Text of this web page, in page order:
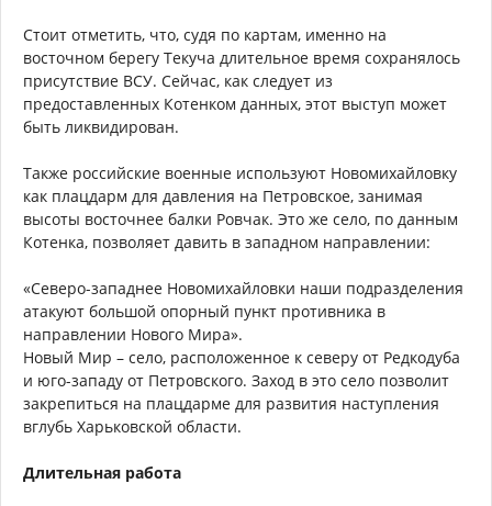
Стоит отметить, что, судя по картам, именно на
восточном берегу Текуча длительное время сохранялось
присутствие ВСУ. Сейчас, как следует из
предоставленных Котенком данных, этот выступ может
быть ликвидирован.
Также российские военные используют Новомихайловку
как плацдарм для давления на Петровское, занимая
высоты восточнее балки Ровчак. Это же село, по данным
Котенка, позволяет давить в западном направлении:
«Северо-западнее Новомихайловки наши подразделения
атакуют большой опорный пункт противника в
направлении Нового Мира».
Новый Мир – село, расположенное к северу от Редкодуба
и юго-западу от Петровского. Заход в это село позволит
закрепиться на плацдарме для развития наступления
вглубь Харьковской области.
Длительная работа